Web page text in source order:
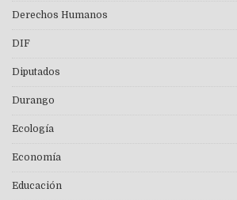
Derechos Humanos
DIF
Diputados
Durango
Ecología
Economía
Educación